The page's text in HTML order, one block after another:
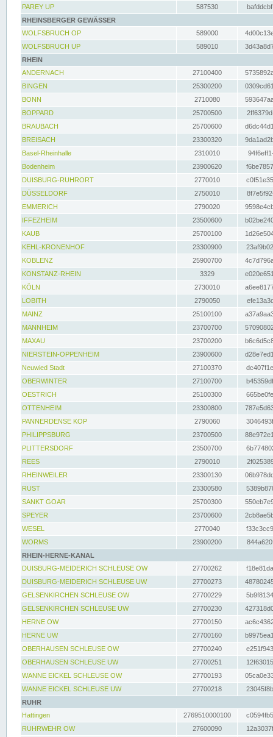
PAREY UP
587530
RHEINSBERGER GEWÄSSER
WOLFSBRUCH OP
589000
WOLFSBRUCH UP
589010
RHEIN
ANDERNACH
27100400
BINGEN
25300200
BONN
2710080
BOPPARD
25700500
BRAUBACH
25700600
BREISACH
23300320
Basel-Rheinhalle
2310010
Bodenheim
23900620
DUISBURG-RUHRORT
2770010
DÜSSELDORF
2750010
EMMERICH
2790020
IFFEZHEIM
23500600
KAUB
25700100
KEHL-KRONENHOF
23300900
KOBLENZ
25900700
KONSTANZ-RHEIN
3329
KÖLN
2730010
LOBITH
2790050
MAINZ
25100100
MANNHEIM
23700700
MAXAU
23700200
NIERSTEIN-OPPENHEIM
23900600
Neuwied Stadt
27100370
OBERWINTER
27100700
OESTRICH
25100300
OTTENHEIM
23300800
PANNERDENSE KOP
2790060
PHILIPPSBURG
23700500
PLITTERSDORF
23500700
REES
2790010
RHEINWEILER
23300130
RUST
23300580
SANKT GOAR
25700300
SPEYER
23700600
WESEL
2770040
WORMS
23900200
RHEIN-HERNE-KANAL
DUISBURG-MEIDERICH SCHLEUSE OW
27700262
DUISBURG-MEIDERICH SCHLEUSE UW
27700273
GELSENKIRCHEN SCHLEUSE OW
27700229
GELSENKIRCHEN SCHLEUSE UW
27700230
HERNE OW
27700150
HERNE UW
27700160
OBERHAUSEN SCHLEUSE OW
27700240
OBERHAUSEN SCHLEUSE UW
27700251
WANNE EICKEL SCHLEUSE OW
27700193
WANNE EICKEL SCHLEUSE UW
27700218
RUHR
Hattingen
2769510000100
RUHRWEHR OW
27600090